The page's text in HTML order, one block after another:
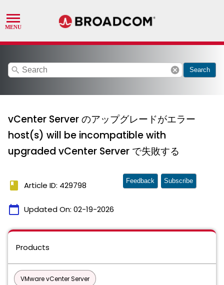
search cancel Search
vCenter Server のアップグレードがエラー
host(s) will be incompatible with
upgraded vCenter Server で失敗する
book Article ID: 429798
calendar_today Updated On: 02-19-2026
Feedback Subscribe
Products
VMware vCenter Server